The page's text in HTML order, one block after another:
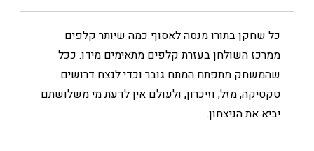
כל שחקן בתורו מנסה לאסוף כמה שיותר קלפים
ממרכז השולחן בעזרת קלפים מתאימים מידו. ככל
שהמשחק מתפתח המתח גובר וכדי לנצח דרושים
טקטיקה, מזל, וזיכרון, ולעולם אין לדעת מי משלושתם
יביא את הניצחון.